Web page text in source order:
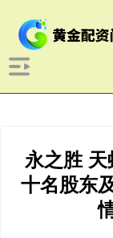
永之胜
十名股东